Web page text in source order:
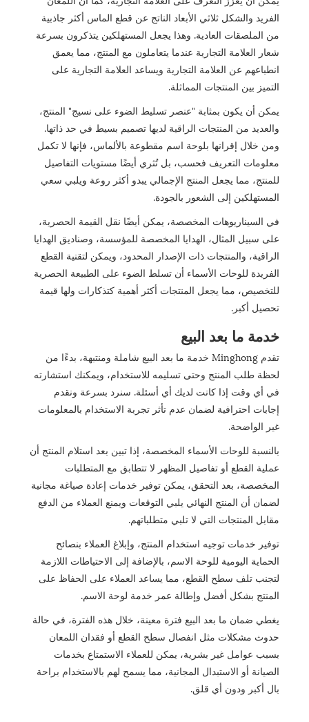
الفريد والشكل ثلاثي الأبعاد الناتج عن قطع الماس أكثر جاذبية
من الملصقات العادية. وهذا يجعل المستهلكين يتذكرون بسرعة
شعار العلامة التجارية عندما يتعاملون مع المنتج، مما يعمق
انطباعهم عن العلامة التجارية ويساعد العلامة التجارية على
التميز بين المنتجات المماثلة.
يمكن أن يكون بمثابة "عنصر تسليط الضوء على نسيج" المنتج،
والعديد من المنتجات الراقية لديها تصميم بسيط في حد ذاتها.
ومن خلال إقرانها بلوحة اسم مقطوعة بالألماس، فإنها لا تكمل
معلومات التعريف فحسب، بل تُثري أيضًا مستويات التفاصيل
للمنتج، مما يجعل المنتج الإجمالي يبدو أكثر روعة ويلبي سعي
المستهلكين إلى الشعور بالجودة.
في السيناريوهات المخصصة، يمكن أيضًا نقل القيمة الحصرية،
على سبيل المثال، الهدايا المخصصة للمؤسسة، وصناديق الهدايا
الراقية، والمنتجات ذات الإصدار المحدود، ويمكن لتقنية القطع
الفريدة للوحات الأسماء أن تسلط الضوء على الطبيعة الحصرية
للتخصيص، مما يجعل المنتجات أكثر أهمية كتذكارات ولها قيمة
تحصيل أكبر.
خدمة ما بعد البيع
تقدم Minghong خدمة ما بعد البيع شاملة ومنتبهة، بدءًا من
لحظة طلب المنتج وحتى تسليمه للاستخدام، ويمكنك استشارته
في أي وقت إذا كانت لديك أي أسئلة. سنرد بسرعة ونقدم
إجابات احترافية لضمان عدم تأثر تجربة الاستخدام بالمعلومات
غير الواضحة.
بالنسبة للوحات الأسماء المخصصة، إذا تبين بعد استلام المنتج أن
عملية القطع أو تفاصيل المظهر لا تتطابق مع المتطلبات
المخصصة، بعد التحقق، يمكن توفير خدمات إعادة صياغة مجانية
لضمان أن المنتج النهائي يلبي التوقعات ويمنع العملاء من الدفع
مقابل المنتجات التي لا تلبي متطلباتهم.
توفير خدمات توجيه استخدام المنتج، وإبلاغ العملاء بنصائح
الحماية اليومية للوحة الاسم، بالإضافة إلى الاحتياطات اللازمة
لتجنب تلف سطح القطع، مما يساعد العملاء على الحفاظ على
المنتج بشكل أفضل وإطالة عمر خدمة لوحة الاسم.
يغطي ضمان ما بعد البيع فترة معينة، خلال هذه الفترة، في حالة
حدوث مشكلات مثل انفصال سطح القطع أو فقدان اللمعان
بسبب عوامل غير بشرية، يمكن للعملاء الاستمتاع بخدمات
الصيانة أو الاستبدال المجانية، مما يسمح لهم بالاستخدام براحة
بال أكبر ودون أي قلق.